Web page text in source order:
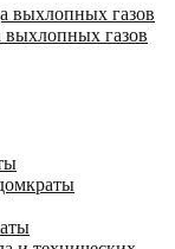
выхлопных газов
газов